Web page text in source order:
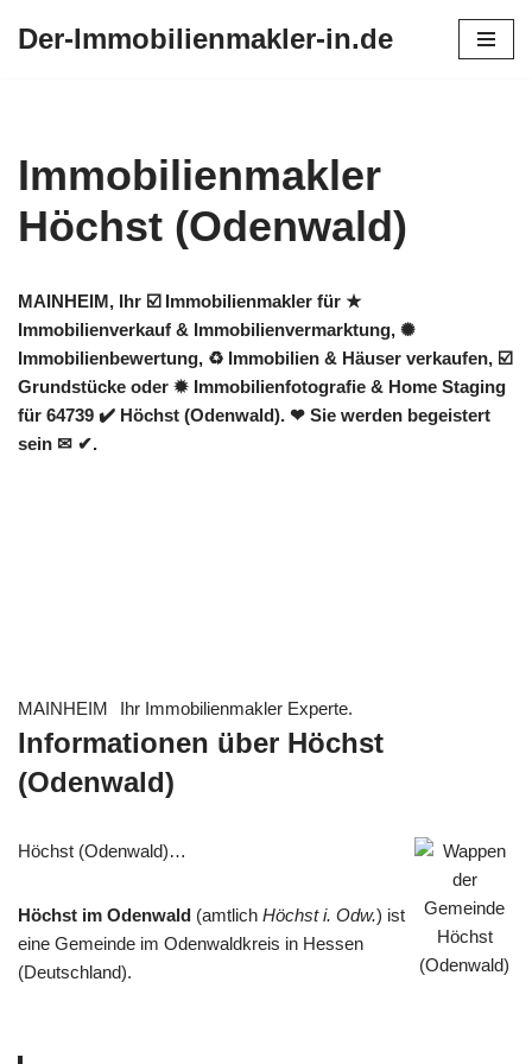
Der-Immobilienmakler-in.de
Immobilienmakler
Höchst (Odenwald)
MAINHEIM, Ihr ☑️ Immobilienmakler für ★
Immobilienverkauf & Immobilienvermarktung, ✺
Immobilienbewertung, ♻ Immobilien & Häuser verkaufen, ☑️
Grundstücke oder ✹ Immobilienfotografie & Home Staging
für 64739 ✔️ Höchst (Odenwald). ❤ Sie werden begeistert
sein ✉ ✔.
MAINHEIM Ihr Immobilienmakler Experte.
Informationen über Höchst
(Odenwald)
Höchst (Odenwald)…
Höchst im Odenwald (amtlich Höchst i. Odw.) ist
eine Gemeinde im Odenwaldkreis in Hessen
(Deutschland).